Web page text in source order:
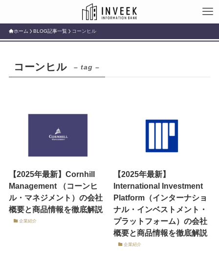
ホーム BLOG記事一覧 コーンヒル
コーンヒル – tag –
【2025年最新】Cornhill
Management （コーンヒ
ル・マネジメント）の会社
概要と商品情報を徹底解説
企業紹介
【2025年最新】
International Investment
Platform（インターナショ
ナル・インベストメント・
プラットフォーム）の会社
概要と商品情報を徹底解説
企業紹介